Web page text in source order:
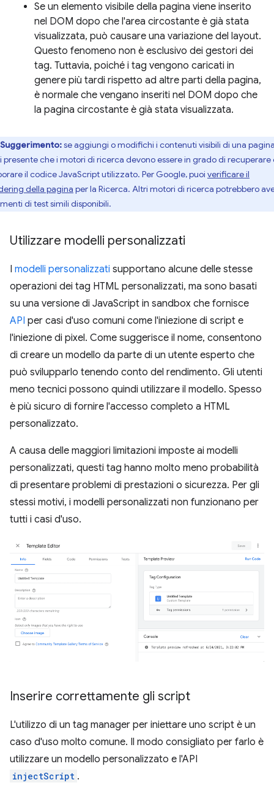
Se un elemento visibile della pagina viene inserito
nel DOM dopo che l'area circostante è già stata
visualizzata, può causare una variazione del layout.
Questo fenomeno non è esclusivo dei gestori dei
tag. Tuttavia, poiché i tag vengono caricati in
genere più tardi rispetto ad altre parti della pagina,
è normale che vengano inseriti nel DOM dopo che
la pagina circostante è già stata visualizzata.
Suggerimento:se aggiungi o modifichi i contenuti visibili di una
presente che i motori di ricerca devono essere in grado di recuperare
il codice JavaScript utilizzato. Per Google, puoi verificare il
della pagina per la Ricerca. Altri motori di ricerca potrebbero
di test simili disponibili.
Utilizzare modelli personalizzati
I modelli personalizzati supportano alcune delle stesse
operazioni dei tag HTML personalizzati, ma sono basati
su una versione di JavaScript in sandbox che fornisce
API per casi d'uso comuni come l'iniezione di script e
l'iniezione di pixel. Come suggerisce il nome, consentono
di creare un modello da parte di un utente esperto che
può svilupparlo tenendo conto del rendimento. Gli utenti
meno tecnici possono quindi utilizzare il modello. Spesso
è più sicuro di fornire l'accesso completo a HTML
personalizzato.
A causa delle maggiori limitazioni imposte ai modelli
personalizzati, questi tag hanno molto meno probabilità
di presentare problemi di prestazioni o sicurezza. Per gli
stessi motivi, i modelli personalizzati non funzionano per
tutti i casi d'uso.
Inserire correttamente gli script
L'utilizzo di un tag manager per iniettare uno script è un
caso d'uso molto comune. Il modo consigliato per farlo è
utilizzare un modello personalizzato e l'API
injectScript .